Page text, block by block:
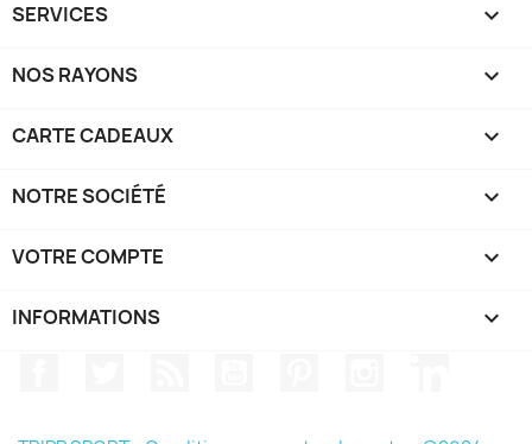
SERVICES 
NOS RAYONS 
CARTE CADEAUX 
NOTRE SOCIÉTÉ 
VOTRE COMPTE 
INFORMATIONS keyboard_arrow_down